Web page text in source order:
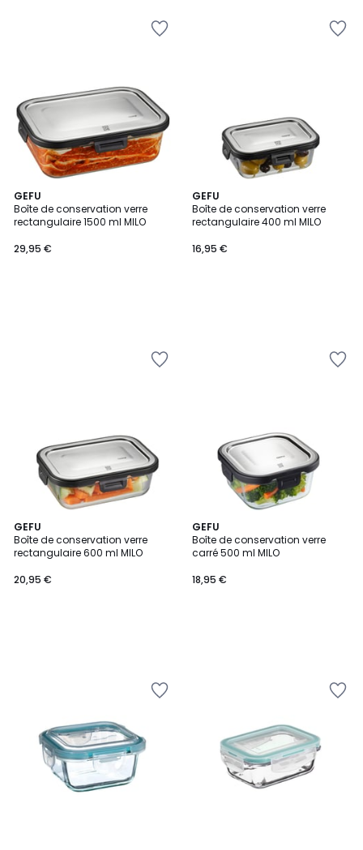
GEFU
Boîte de conservation verre
rectangulaire 1500 ml MILO
29,95 €
GEFU
Boîte de conservation verre
rectangulaire 400 ml MILO
16,95 €
GEFU
Boîte de conservation verre
rectangulaire 600 ml MILO
20,95 €
GEFU
Boîte de conservation verre
carré 500 ml MILO
18,95 €